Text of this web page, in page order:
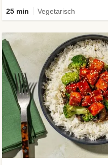
25 min Vegetarisch